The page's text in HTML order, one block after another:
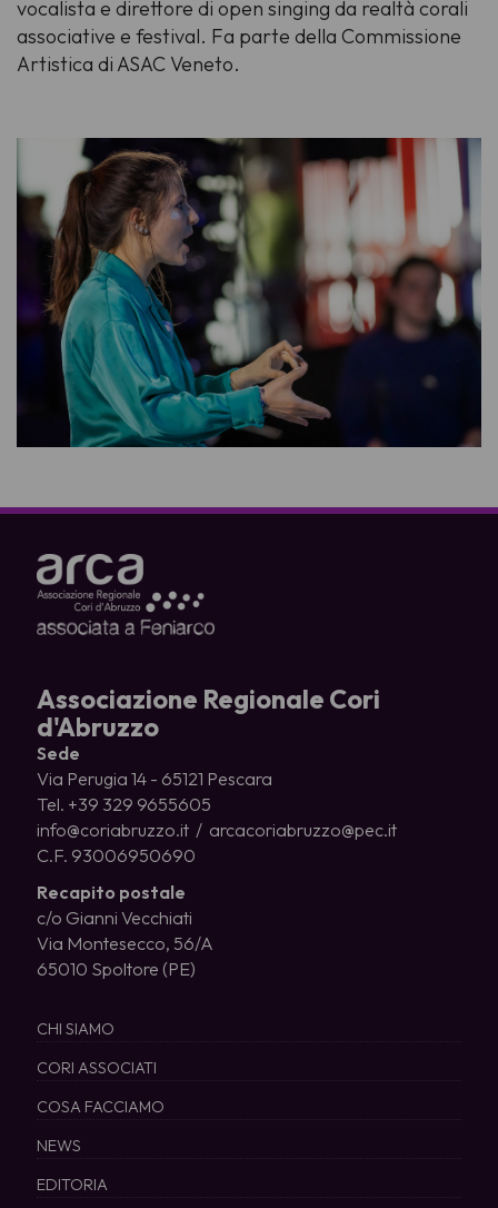
vocalista e direttore di open singing da realtà corali
associative e festival. Fa parte della Commissione
Artistica di ASAC Veneto.
Associazione Regionale Cori
d'Abruzzo
Sede
Via Perugia 14 - 65121 Pescara
Tel. +39 329 9655605
info@coriabruzzo.it / arcacoriabruzzo@pec.it
C.F. 93006950690
Recapito postale
c/o Gianni Vecchiati
Via Montesecco, 56/A
65010 Spoltore (PE)
CHI SIAMO
CORI ASSOCIATI
COSA FACCIAMO
NEWS
EDITORIA